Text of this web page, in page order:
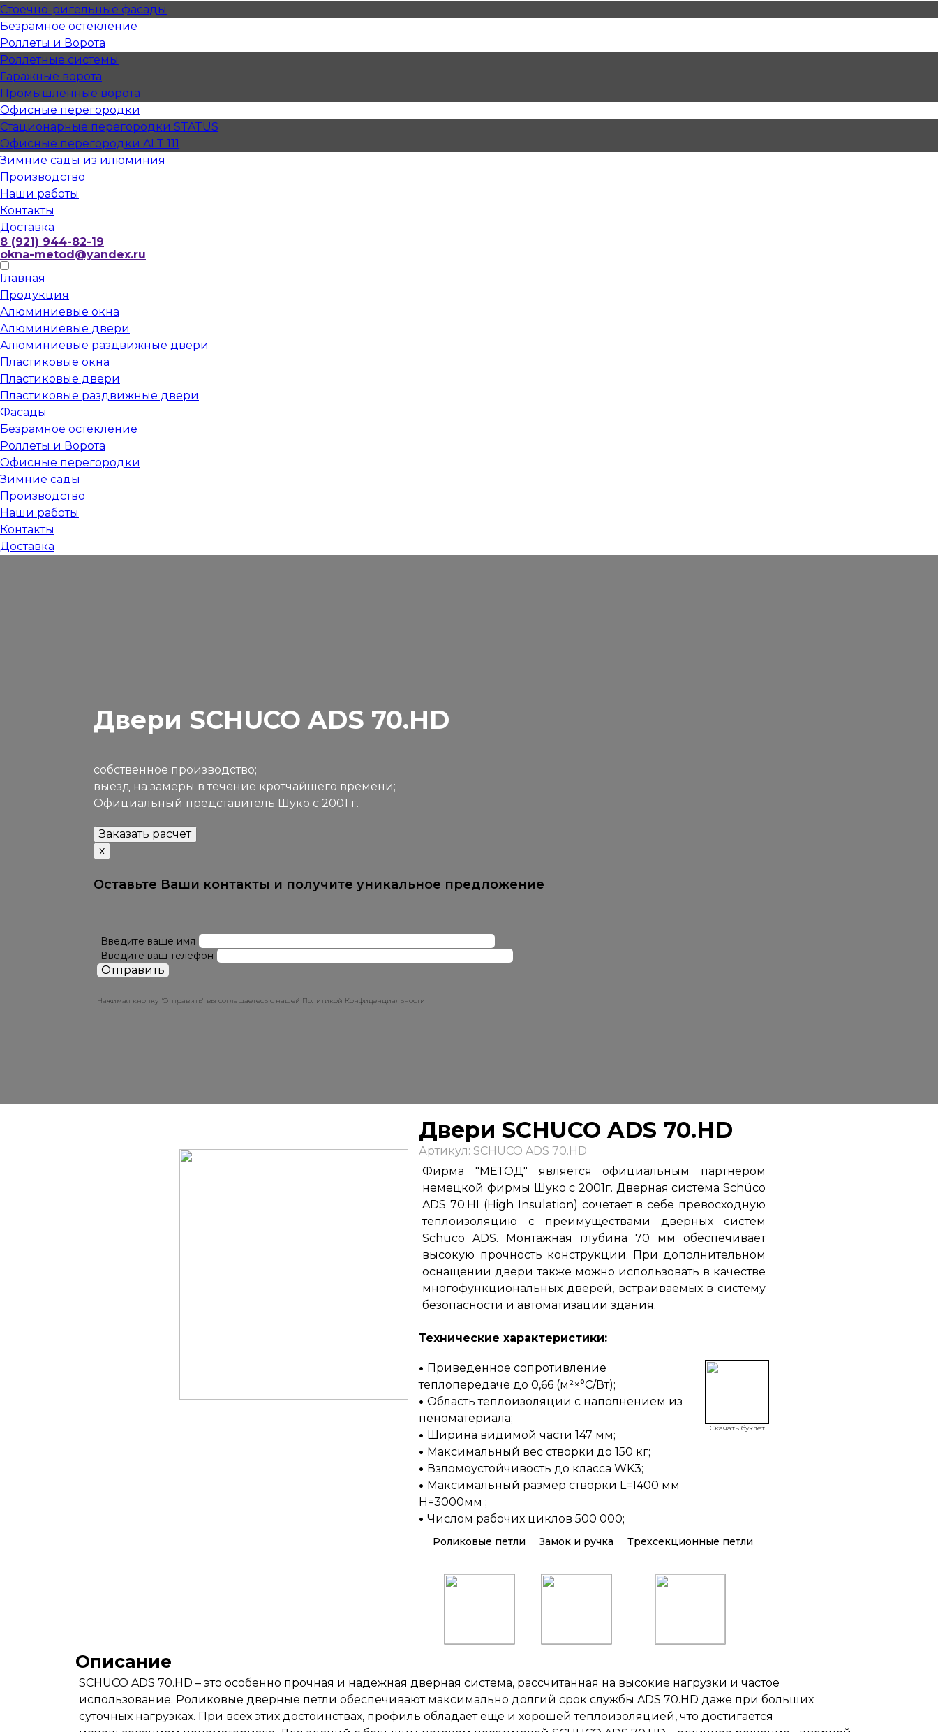
Стоечно-ригельные фасады
Безрамное остекление
Роллеты и Ворота
Роллетные системы
Гаражные ворота
Промышленные ворота
Офисные перегородки
Стационарные перегородки STATUS
Офисные перегородки ALT 111
Зимние сады из илюминия
Производство
Наши работы
Контакты
Доставка
8 (921) 944-82-19
okna-metod@yandex.ru
Главная
Продукция
Алюминиевые окна
Алюминиевые двери
Алюминиевые раздвижные двери
Пластиковые окна
Пластиковые двери
Пластиковые раздвижные двери
Фасады
Безрамное остекление
Роллеты и Ворота
Офисные перегородки
Зимние сады
Производство
Наши работы
Контакты
Доставка
Двери SCHUCO ADS 70.HD
собственное производство;
выезд на замеры в течение кротчайшего времени;
Официальный представитель Шуко с 2001 г.
Заказать расчет
х
Оставьте Ваши контакты и получите уникальное предложение
Введите ваше имя
Введите ваш телефон
Нажимая кнопку "Отправить" вы соглашаетесь с нашей Политикой Конфиденциальности
Двери SCHUCO ADS 70.HD
Артикул: SCHUCO ADS 70.HD
Фирма "МЕТОД" является официальным партнером
немецкой фирмы Шуко с 2001г. Дверная система Schüco
ADS 70.HI (High Insulation) сочетает в себе превосходную
теплоизоляцию с преимуществами дверных систем
Schüco ADS. Монтажная глубина 70 мм обеспечивает
высокую прочность конструкции. При дополнительном
оснащении двери также можно использовать в качестве
многофункциональных дверей, встраиваемых в систему
безопасности и автоматизации здания.
Технические характеристики:
Приведенное сопротивление
теплопередаче до 0,66 (м²×°С/Вт);
Область теплоизоляции с наполнением из
пеноматериала;
Ширина видимой части 147 мм;
Максимальный вес створки до 150 кг;
Взломоустойчивость до класса WK3;
Максимальный размер створки L=1400 мм
H=3000мм ;
Числом рабочих циклов 500 000;
Скачать буклет
Роликовые петли Замок и ручка Трехсекционные петли
Описание
SCHUCO ADS 70.HD – это особенно прочная и надежная дверная система, рассчитанная на высокие нагрузки и частое
использование. Роликовые дверные петли обеспечивают максимально долгий срок службы ADS 70.HD даже при больших
суточных нагрузках. При всех этих достоинствах, профиль обладает еще и хорошей теплоизоляцией, что достигается